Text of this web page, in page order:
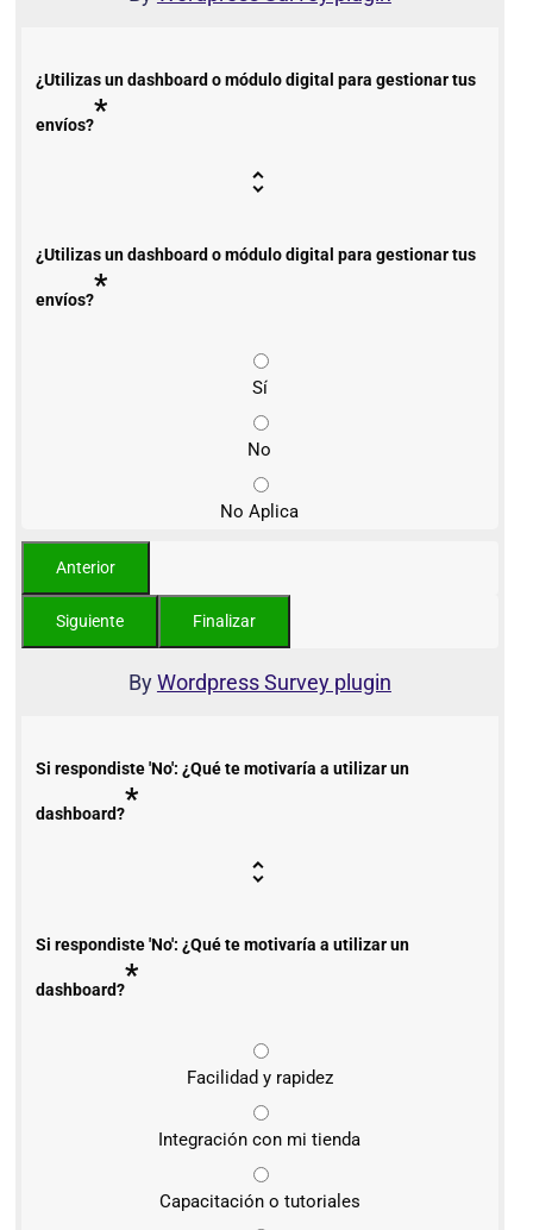
¿Utilizas un dashboard o módulo digital para gestionar tus
envíos?*
¿Utilizas un dashboard o módulo digital para gestionar tus
envíos?*
Sí
No
No Aplica
ByWordpress Survey plugin
Si respondiste 'No': ¿Qué te motivaría a utilizar un
dashboard?*
Si respondiste 'No': ¿Qué te motivaría a utilizar un
dashboard?*
Facilidad y rapidez
Integración con mi tienda
Capacitación o tutoriales